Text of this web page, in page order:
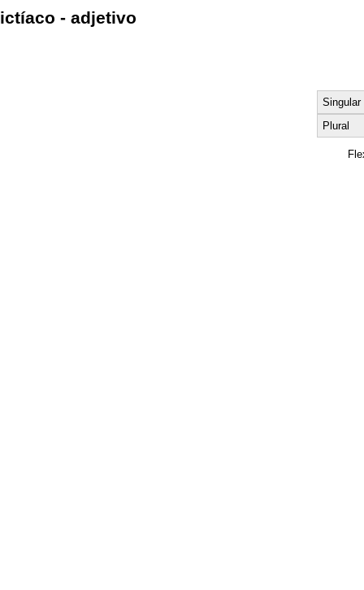
ictíaco - adjetivo
Singular
Plural